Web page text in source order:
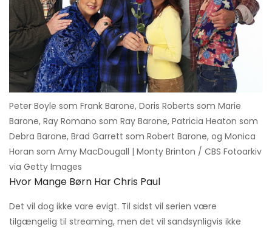
Peter Boyle som Frank Barone, Doris Roberts som Marie
Barone, Ray Romano som Ray Barone, Patricia Heaton som
Debra Barone, Brad Garrett som Robert Barone, og Monica
Horan som Amy MacDougall | Monty Brinton / CBS Fotoarkiv
via Getty Images
Hvor Mange Børn Har Chris Paul
Det vil dog ikke vare evigt. Til sidst vil serien være
tilgængelig til streaming, men det vil sandsynligvis ikke